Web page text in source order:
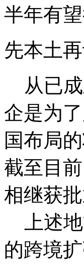
半年有
先本土
从已成
企是为
国布局
截至目
相继获
上述地
的跨境